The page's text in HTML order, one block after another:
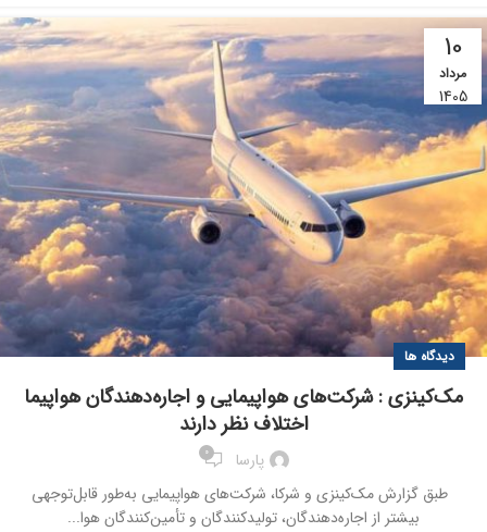
10
مرداد
1405
دیدگاه ها
مک‌کینزی : شرکت‌های هواپیمایی و اجاره‌دهندگان هواپیما
اختلاف نظر دارند
پارسا 0
طبق گزارش مک‌کینزی و شرکا، شرکت‌های هواپیمایی به‌طور قابل‌توجهی
بیشتر از اجاره‌دهندگان، تولیدکنندگان و تأمین‌کنندگان هوا...